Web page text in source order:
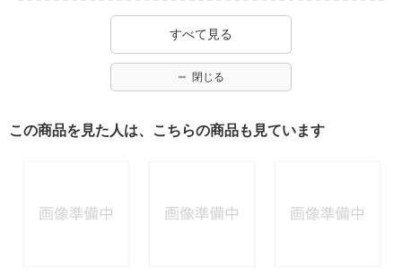
すべて見る
閉じる
この商品を見た人は、こちらの商品も見ています